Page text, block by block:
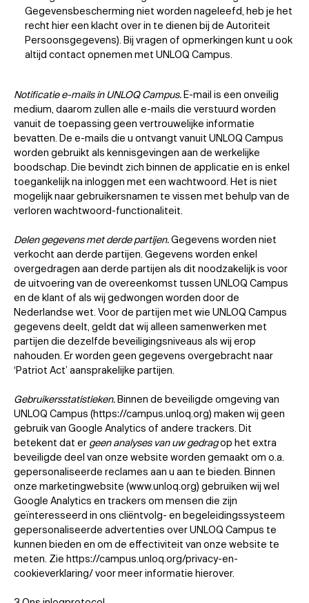
Gegevensbescherming niet worden nageleefd, heb je het
recht hier een klacht over in te dienen bij de Autoriteit
Persoonsgegevens). Bij vragen of opmerkingen kunt u ook
altijd contact opnemen met UNLOQ Campus.
Notificatie e-mails in UNLOQ Campus.E-mail is een onveilig
medium, daarom zullen alle e-mails die verstuurd worden
vanuit de toepassing geen vertrouwelijke informatie
bevatten. De e-mails die u ontvangt vanuit UNLOQ Campus
worden gebruikt als kennisgevingen aan de werkelijke
boodschap. Die bevindt zich binnen de applicatie en is enkel
toegankelijk na inloggen met een wachtwoord. Het is niet
mogelijk naar gebruikersnamen te vissen met behulp van de
verloren wachtwoord-functionaliteit.
Delen gegevens met derde partijen.Gegevens worden niet
verkocht aan derde partijen. Gegevens worden enkel
overgedragen aan derde partijen als dit noodzakelijk is voor
de uitvoering van de overeenkomst tussen UNLOQ Campus
en de klant of als wij gedwongen worden door de
Nederlandse wet. Voor de partijen met wie UNLOQ Campus
gegevens deelt, geldt dat wij alleen samenwerken met
partijen die dezelfde beveiligingsniveaus als wij erop
nahouden. Er worden geen gegevens overgebracht naar
‘Patriot Act’ aansprakelijke partijen.
Gebruikersstatistieken.Binnen de beveiligde omgeving van
UNLOQ Campus (https://campus.unloq.org) maken wij geen
gebruik van Google Analytics of andere trackers. Dit
betekent dat er geen analyses van uw gedragop het extra
beveiligde deel van onze website worden gemaakt om o.a.
gepersonaliseerde reclames aan u aan te bieden. Binnen
onze marketingwebsite (www.unloq.org) gebruiken wij wel
Google Analytics en trackers om mensen die zijn
geïnteresseerd in ons cliëntvolg- en begeleidingssysteem
gepersonaliseerde advertenties over UNLOQ Campus te
kunnen bieden en om de effectiviteit van onze website te
meten. Zie https://campus.unloq.org/privacy-en-
cookieverklaring/ voor meer informatie hierover.